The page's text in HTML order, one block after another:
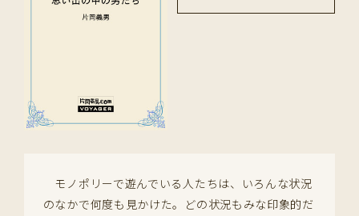
モノポリーで遊んでいる人たちは、いろんな状況
のなかで何度も見かけた。どの状況もみな印象的だ